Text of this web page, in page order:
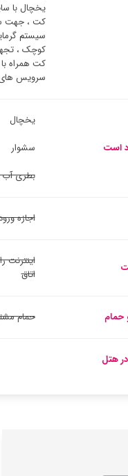
یخچال با
کت ، جهت
سیستم
کوچک ،
کت همراه
سرویس های
است
یخچال
سشوار
بطری آب
اجازه
اینترنت
اتاق
حمام
هتل